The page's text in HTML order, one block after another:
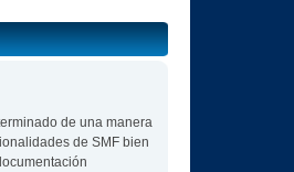
de una manera
de SMF bien